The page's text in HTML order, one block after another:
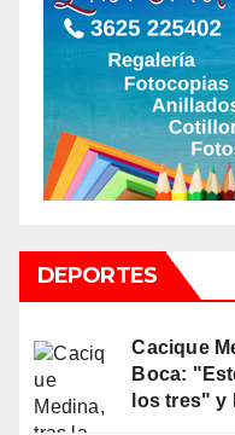
DEPORTES
Cacique
Boca:
los tres" y